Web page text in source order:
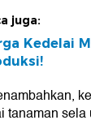
juga:
Kedelai
tanaman